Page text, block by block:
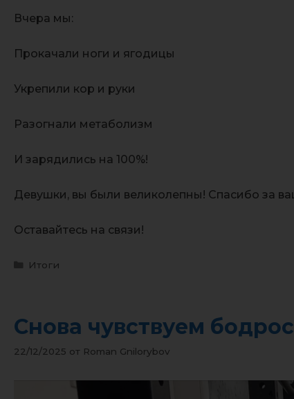
Вчера мы:
Прокачали ноги и ягодицы
Укрепили кор и руки
Разогнали метаболизм
И зарядились на 100%!
Девушки, вы были великолепны! Спасибо за
Оставайтесь на связи!
Итоги
Снова чувствуем
22/12/2025 от Roman Gnilorybov